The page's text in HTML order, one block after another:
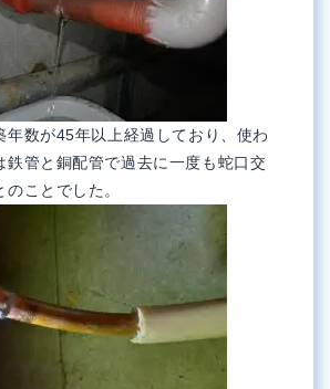
年数が45年以上経過しており、使わ
鉄管と銅配管で過去に一度も蛇口交
ことでした。